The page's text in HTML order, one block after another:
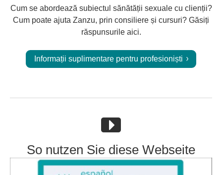
Cum se abordează subiectul sănătății sexuale cu clienții?
Cum poate ajuta Zanzu, prin consiliere și cursuri? Găsiți
răspunsurile aici.
Informații suplimentare pentru profesioniști
So nutzen Sie diese Webseite